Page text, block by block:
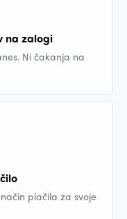
na zalogi
Ni čakanja na
plačila za svoje